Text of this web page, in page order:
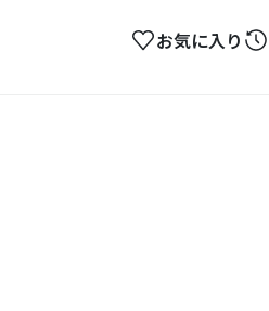
お気に入り